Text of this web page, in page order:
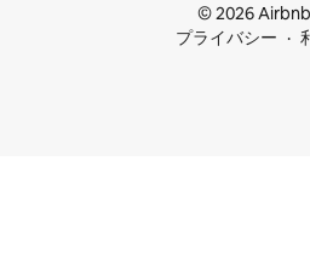
© 2026
プライバシー